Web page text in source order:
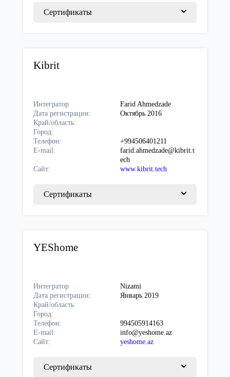
Сертификаты
Kibrit
Интегратор
Farid Ahmedzade
Дата регистрации:
Октябрь 2016
Край/область:
Город:
Телефон:
+994506401211
E-mail:
farid.ahmedzade@kibrit.t
ech
Сайт:
www.kibrit.tech
Сертификаты
YEShome
Интегратор
Nizami
Дата регистрации:
Январь 2019
Край/область:
Город:
Телефон:
994505914163
E-mail:
info@yeshome.az
Сайт:
yeshome.az
Сертификаты